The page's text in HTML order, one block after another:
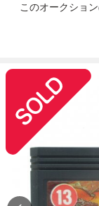
このオークショ